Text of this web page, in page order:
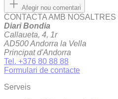
Afegir nou comentari
CONTACTA AMB NOSALTRES
Diari Bondia
Callaueta, 4, 1r
AD500 Andorra la Vella
Principat d'Andorra
Tel. +376 80 88 88
Formulari de contacte
Serveis